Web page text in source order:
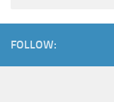
FOLLOW: